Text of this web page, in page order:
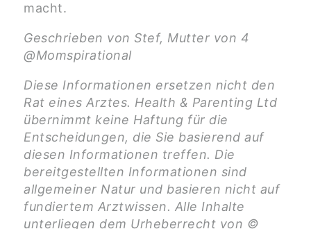
macht.
Geschrieben von Stef, Mutter von 4
@Momspirational
Diese Informationen ersetzen nicht den
Rat eines Arztes. Health & Parenting Ltd
übernimmt keine Haftung für die
Entscheidungen, die Sie basierend auf
diesen Informationen treffen. Die
bereitgestellten Informationen sind
allgemeiner Natur und basieren nicht auf
fundiertem Arztwissen. Alle Inhalte
unterliegen dem Urheberrecht von ©